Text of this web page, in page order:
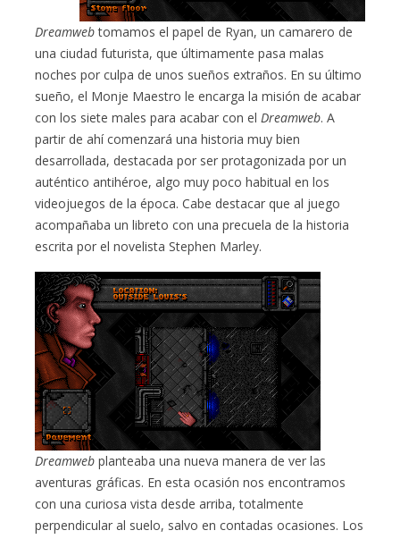
Dreamwebtomamos el papel de Ryan, un camarero de
una ciudad futurista, que últimamente pasa malas
noches por culpa de unos sueños extraños. En su último
sueño, el Monje Maestro le encarga la misión de acabar
con los siete males para acabar con el Dreamweb. A
partir de ahí comenzará una historia muy bien
desarrollada, destacada por ser protagonizada por un
auténtico antihéroe, algo muy poco habitual en los
videojuegos de la época. Cabe destacar que al juego
acompañaba un libreto con una precuela de la historia
escrita por el novelista Stephen Marley.
Dreamweb planteaba una nueva manera de ver las
aventuras gráficas. En esta ocasión nos encontramos
con una curiosa vista desde arriba, totalmente
perpendicular al suelo, salvo en contadas ocasiones. Los